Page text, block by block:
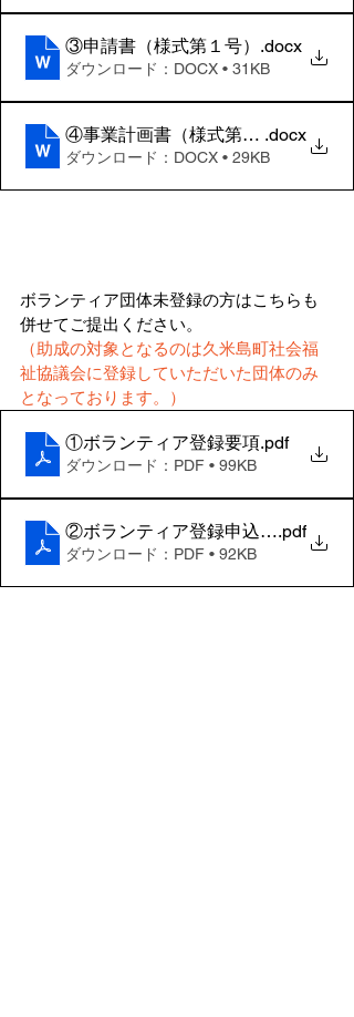
③申請書（様式第１号） .docx
ダウンロード：DOCX • 31KB
④事業計画書（様式第２号）
.docx
ダウンロード：DOCX • 29KB
ボランティア団体未登録の方はこちらも
併せてご提出ください。
（助成の対象となるのは久米島町社会福
祉協議会に登録していただいた団体のみ
となっております。）
①ボランティア登録要項.pdf
ダウンロード：PDF • 99KB
②ボランティア登録申込書（団体用
.pdf
ダウンロード：PDF • 92KB